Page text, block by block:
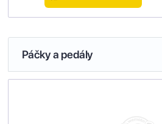
Páčky a pedály